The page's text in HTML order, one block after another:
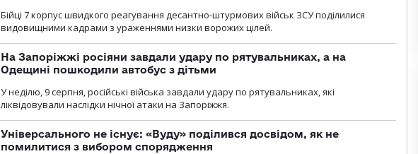
Бійці 7 корпус швидкого реагування десантно-штурмових військ ЗСУ поділилися
видовищними кадрами з ураженнями низки ворожих цілей.
На Запоріжжі росіяни завдали удару по рятувальниках, а на
Одещині пошкодили автобус з дітьми
У неділю, 9 серпня, російські війська завдали удару по рятувальниках, які
ліквідовували наслідки нічної атаки на Запоріжжя.
Універсального не існує: «Вуду» поділився досвідом, як не
помилитися з вибором спорядження